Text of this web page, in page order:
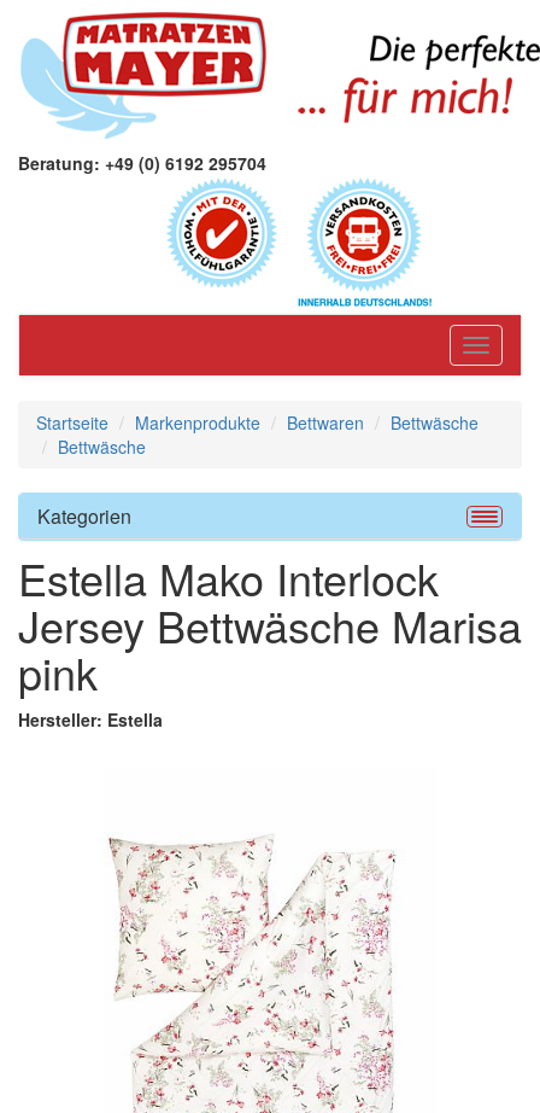
Beratung: +49 (0) 6192 295704
Toggle
Startseite Markenprodukte Bettwaren
Bettwäsche
Bettwäsche
Kategorien
Estella Mako Interlock
Jersey Bettwäsche Marisa
pink
Hersteller: Estella